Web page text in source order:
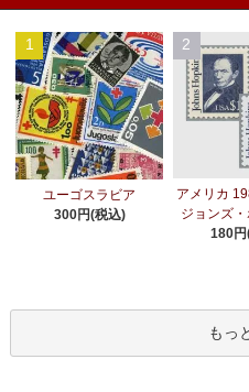
1
ユーゴスラビア
300円(税込)
2
アメリカ
ジョンズ
180
もっ